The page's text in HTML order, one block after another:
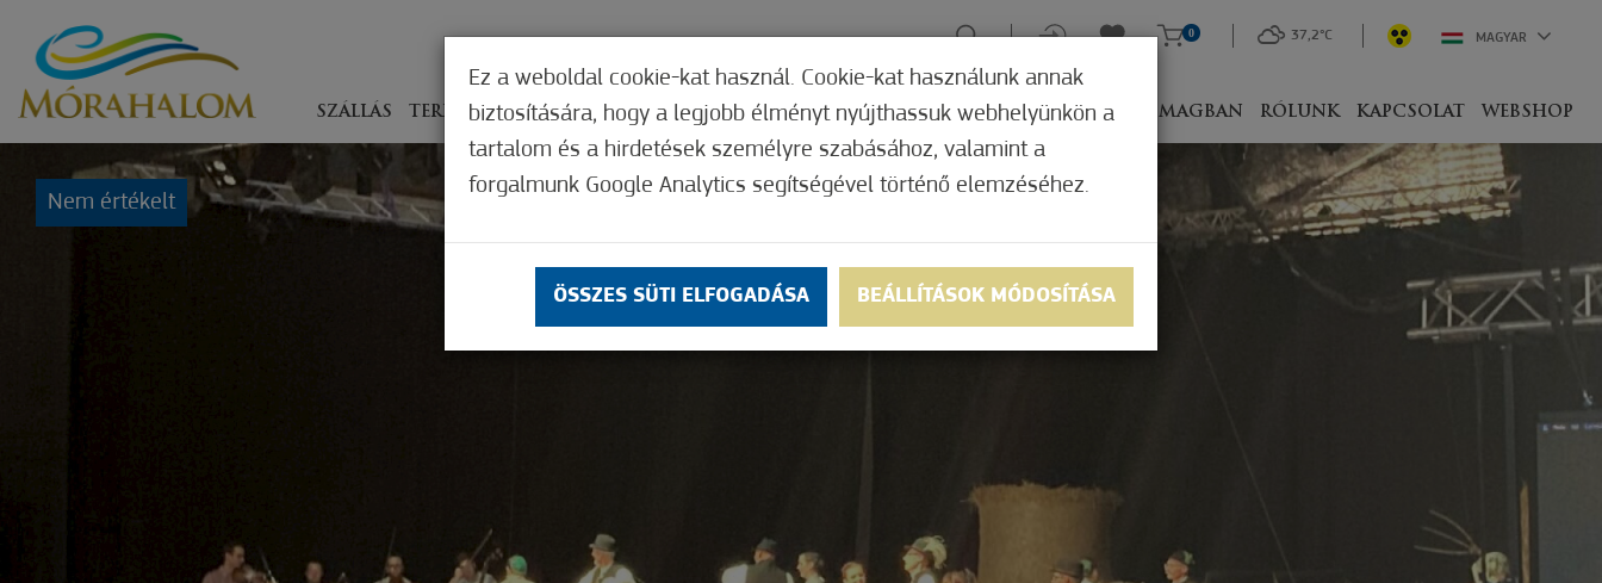
SZÁLLÁS TERÍTÉKEN ÉLMÉNYSZERZÉS ZÖLD FÓKUSZ GYÓGYHELY MERRE, MIVEL CSOMAGBAN RÓLUNK KAPCSOLAT WEBSHOP
0 37,2°C MAGYAR
Nem értékelt
Ez a weboldal cookie-kat használ. Cookie-kat használunk annak
biztosítására, hogy a legjobb élményt nyújthassuk webhelyünkön a
tartalom és a hirdetések személyre szabásához, valamint a
forgalmunk Google Analytics segítségével történő elemzéséhez.
ÖSSZES SÜTI ELFOGADÁSA BEÁLLÍTÁSOK MÓDOSÍTÁSA